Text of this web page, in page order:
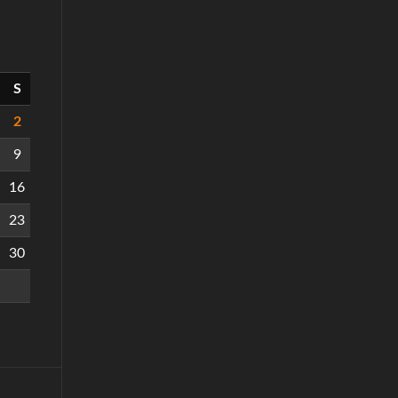
S
2
9
16
23
30